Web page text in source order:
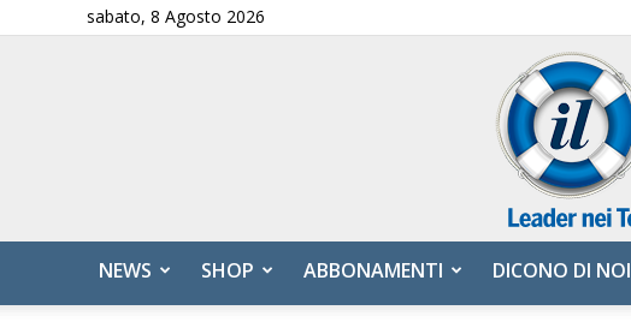
sabato, 8 Agosto 2026
NEWS SHOP ABBONAMENTI DICONO DI NOI